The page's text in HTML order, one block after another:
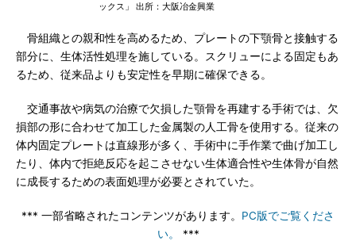
ックス」 出所：大阪冶金興業
骨組織との親和性を高めるため、プレートの下顎骨と接触する
部分に、生体活性処理を施している。スクリューによる固定もあ
るため、従来品よりも安定性を早期に確保できる。
交通事故や病気の治療で欠損した顎骨を再建する手術では、欠
損部の形に合わせて加工した金属製の人工骨を使用する。従来の
体内固定プレートは直線形が多く、手術中に手作業で曲げ加工し
たり、体内で拒絶反応を起こさせない生体適合性や生体骨が自然
に成長するための表面処理が必要とされていた。
*** 一部省略されたコンテンツがあります。 PC版でご覧くださ
い。
***